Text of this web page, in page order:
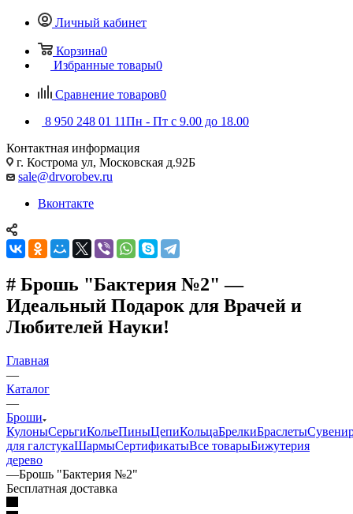
Личный кабинет
Корзина0
Избранные товары0
Сравнение товаров0
8 950 248 01 11Пн - Пт с 9.00 до 18.00
Контактная информация
г. Кострома ул, Московская д.92Б
sale@drvorobev.ru
Вконтакте
# Брошь "Бактерия №2" —
Идеальный Подарок для Врачей и
Любителей Науки!
Главная
—
Каталог
—
Броши
КулоныСерьгиКольеПиныЦепиКольцаБрелкиБраслеты
для галстукаШармыСертификатыВсе товарыБижутерия
дерево
—Брошь "Бактерия №2"
Бесплатная доставка